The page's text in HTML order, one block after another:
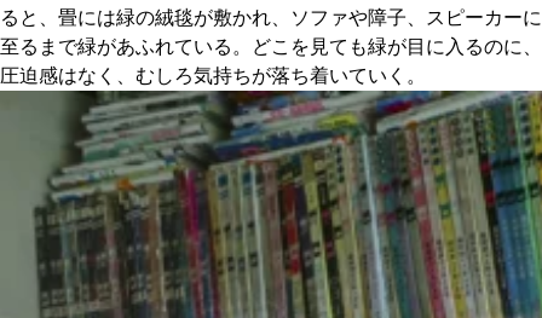
ると、畳には緑の絨毯が敷かれ、ソファや障子、スピーカーに
至るまで緑があふれている。どこを見ても緑が目に入るのに、
圧迫感はなく、むしろ気持ちが落ち着いていく。